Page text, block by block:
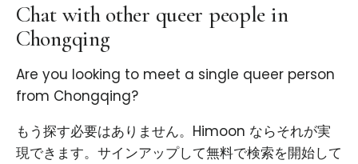
Chat with other queer people in
Chongqing
Are you looking to meet a single queer person
from Chongqing?
もう探す必要はありません。Himoon ならそれが実
現できます。サインアップして無料で検索を開始して